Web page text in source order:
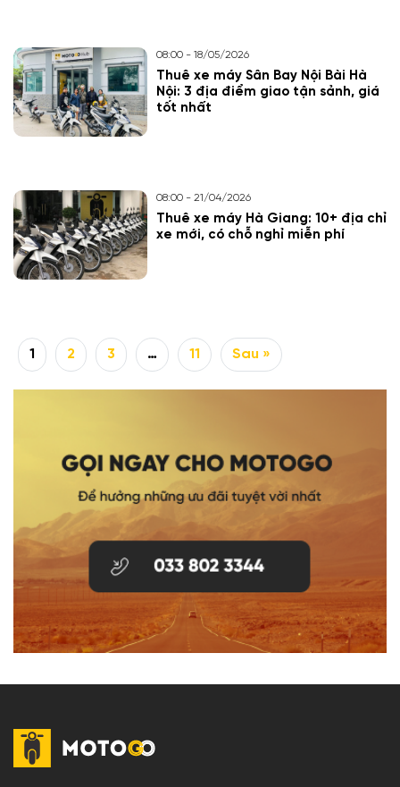
08:00 - 18/05/2026
Thuê xe máy Sân Bay Nội Bài Hà
Nội: 3 địa điểm giao tận sảnh, giá
tốt nhất
08:00 - 21/04/2026
Thuê xe máy Hà Giang: 10+ địa chỉ
xe mới, có chỗ nghỉ miễn phí
1 2 3 … 11 Sau »